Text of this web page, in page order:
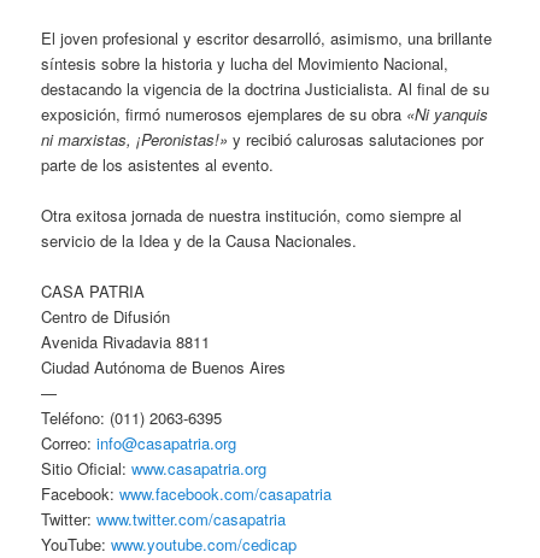
El joven profesional y escritor desarrolló, asimismo, una brillante
síntesis sobre la historia y lucha del Movimiento Nacional,
destacando la vigencia de la doctrina Justicialista. Al final de su
exposición, firmó numerosos ejemplares de su obra «Ni yanquis
ni marxistas, ¡Peronistas!» y recibió calurosas salutaciones por
parte de los asistentes al evento.
Otra exitosa jornada de nuestra institución, como siempre al
servicio de la Idea y de la Causa Nacionales.
CASA PATRIA
Centro de Difusión
Avenida Rivadavia 8811
Ciudad Autónoma de Buenos Aires
—
Teléfono: (011) 2063-6395
Correo:info@casapatria.org
Sitio Oficial:www.casapatria.org
Facebook:www.facebook.com/casapatria
Twitter:www.twitter.com/casapatria
YouTube:www.youtube.com/cedicap